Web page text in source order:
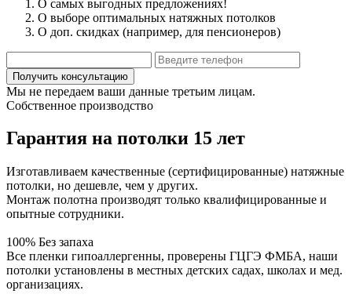
О самых выгодных предложениях!
О выборе оптимальных натяжных потолков
О доп. скидках (например, для пенсионеров)
Мы не передаем ваши данные третьим лицам.
Собственное производство
Гарантия на потолки 15 лет
Изготавливаем качественные (сертифицированные) натяжные
потолки, но дешевле, чем у других.
Монтаж полотна производят только квалифицированные и
опытные сотрудники.
100% Без запаха
Все пленки гипоаллергенны, проверены ГЦГЭ ФМБА, наши
потолки установлены в местных детских садах, школах и мед.
организациях.